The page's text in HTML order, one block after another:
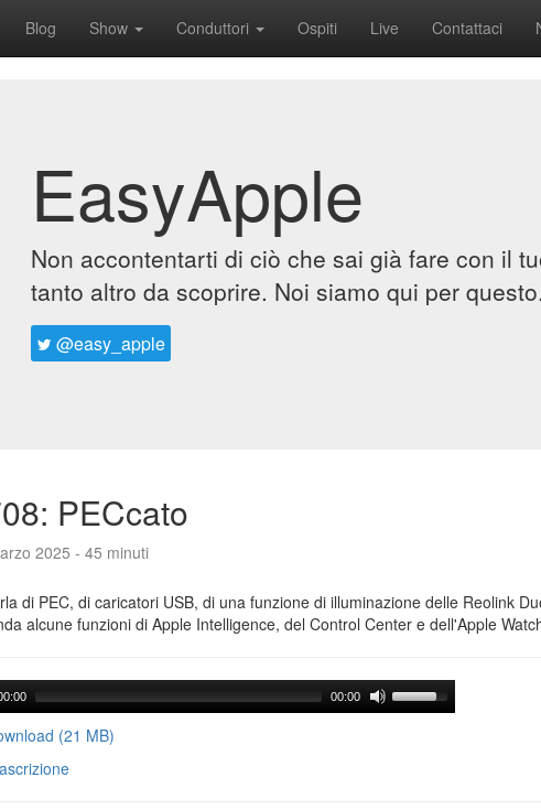
Blog Show Conduttori Ospiti Live Contattaci
EasyApple
Non accontentarti di ciò che sai già fare con il
tanto altro da scoprire. Noi siamo qui per questo.
@easy_apple
PECcato
2025 - 45 minuti
di PEC, di caricatori USB, di una funzione di illuminazione delle Reolink
alcune funzioni di Apple Intelligence, del Control Center e dell'Apple
00:00
(21 MB)